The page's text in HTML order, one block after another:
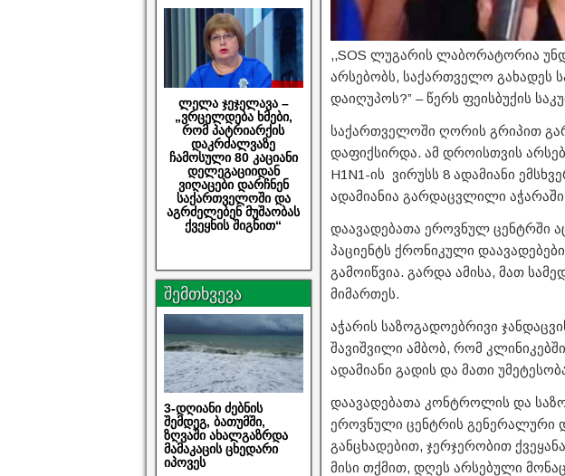
,,SOS ლუგარის ლაბორატორია
არსებობს, საქართველო გახადეს
დაიღუპოს?” – წერს ფეისბუქის
საქართველოში ღორის გრიპით
დაფიქსირდა. ამ დროისთვის
H1N1-ის ვირუსს 8 ადამიანი
ადამიანია გარდაცვლილი
დაავადებათა ეროვნულ ცენტრში
პაციენტს ქრონიკული
გამოიწვია. გარდა ამისა, მათ
მიმართეს.
აჭარის საზოგადოებრივი
შავიშვილი ამბობ, რომ
ადამიანი გადის და მათი
დაავადებათა კონტროლის და
ეროვნული ცენტრის გენერალური
განცხადებით, ჯერჯერობით
მისი თქმით, დღეს არსებული
ლელა ჯეჯელავა –
„ვრცელდება ხმები,
რომ პატრიარქის
დაკრძალვაზე
ჩამოსული 80 კაციანი
დელეგაციიდან
ვიღაცები დარჩნენ
საქართველოში და
აგრძელებენ მუშაობას
ქვეყნის შიგნით“
შემთხვევა
3-დღიანი ძებნის
შემდეგ, ბათუმში,
ზღვაში ახალგაზრდა
მამაკაცის ცხედარი
იპოვეს